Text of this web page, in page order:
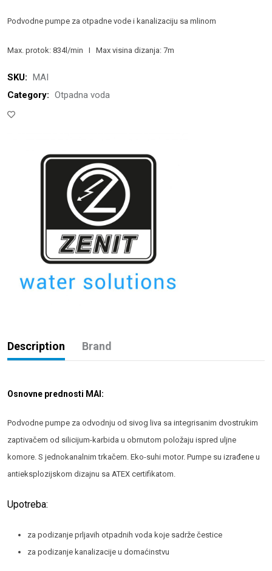
Podvodne pumpe za otpadne vode i kanalizaciju sa mlinom
Max. protok: 834l/min I Max visina dizanja: 7m
SKU: MAI
Category: Otpadna voda
Description Brand
Osnovne prednosti MAI:
Podvodne pumpe za odvodnju od sivog liva sa integrisanim dvostrukim
zaptivačem od silicijum-karbida u obrnutom položaju ispred uljne
komore. S jednokanalnim trkačem. Eko-suhi motor. Pumpe su izrađene u
antieksplozijskom dizajnu sa ATEX certifikatom.
Upotreba:
za podizanje prljavih otpadnih voda koje sadrže čestice
za podizanje kanalizacije u domaćinstvu